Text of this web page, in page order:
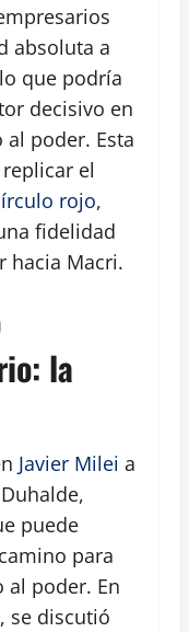
absoluta a
que podría
decisivo en
poder. Esta
el
rojo,
fidelidad
hacia Macri.
la
Javier Milei a
puede
para
al poder. En
se discutió